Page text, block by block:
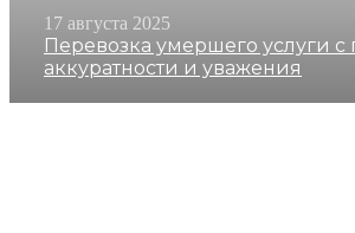
17 августа 2025
Перевозка умершего услуги с
аккуратности и уважения